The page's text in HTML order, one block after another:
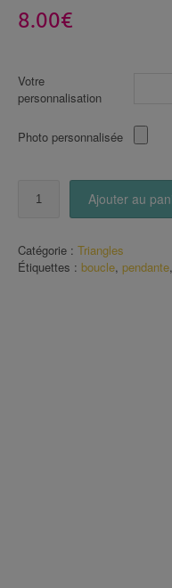
8.00€
Votre
personnalisation
Photo personnalisée
=>
motif
Ajouter au
Catégorie : Triangles
Étiquettes : boucle, pendante,